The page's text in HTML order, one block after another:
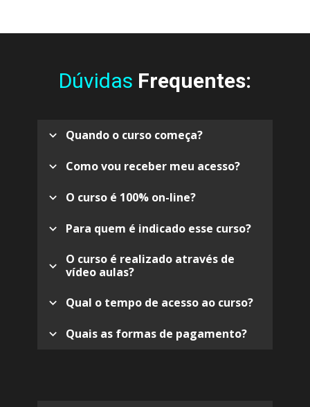
Dúvidas Frequentes:
Quando o curso começa?
Como vou receber meu acesso?
O curso é 100% on-line?
Para quem é indicado esse curso?
O curso é realizado através de
vídeo aulas?
Qual o tempo de acesso ao curso?
Quais as formas de pagamento?